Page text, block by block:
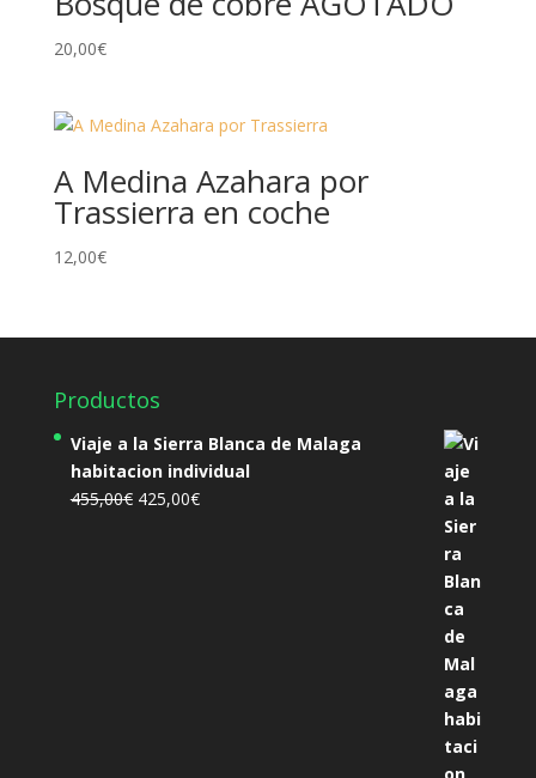
20,00€
A Medina Azahara por
Trassierra en coche
12,00€
Productos
Viaje a la Sierra Blanca de Malaga
habitacion individual
455,00€ El
425,00€El